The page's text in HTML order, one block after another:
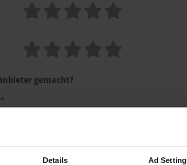
Details Ad
gemacht?
Ablauf, Organisation und Qualifikation. *